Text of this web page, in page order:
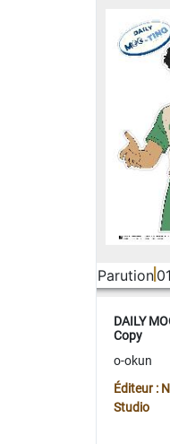
Parution
DAILY
Copy
o-okun
Éditeur :
Studio